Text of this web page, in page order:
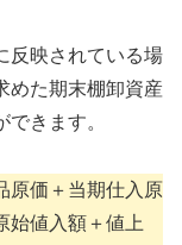
反映されている場
めた期末棚卸資産
きます。
原価＋当期仕入原
始値入額＋値上